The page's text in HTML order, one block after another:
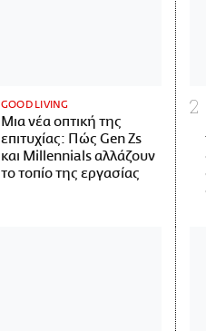
GOOD LIVING
Μια νέα οπτική της
επιτυχίας: Πώς Gen Zs
και Millennials αλλάζουν
το τοπίο της εργασίας